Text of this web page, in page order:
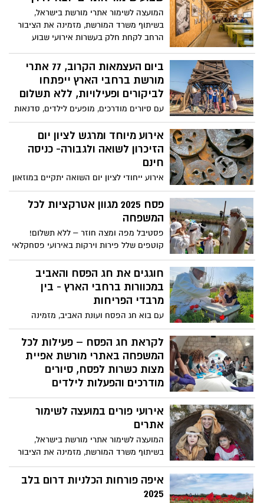
המועצה לשימור אתרי מורשת בישראל,
בשיתוף משרד המורשת, מזמינה את הציבור
הרחב לקחת חלק בעשרות אירועי שבוע
בכל רחבי הארץ בין התאריכים 31-15 במאי
ביום העצמאות הקרוב, 77 אתרי
מורשת ברחבי הארץ ייפתחו
לביקורים ופעילויות, ללא תשלום
עם סיורים מודרכים, מופעים לילדים, סדנאות
יצירה, מפגשים עם אמנים וסופרים, הכרות עם
משחקים וחפצים של פעם, מיצגים אורקוליים
ועוד.
אירוע מיוחד ומרגש לציון יום
הזיכרון לשואה ולגבורה- כניסה
חינם
אירוע ייחודי לציון יום השואה יתקיים במוזאון
הנגב לאמנות בבאר שבע, ביום השואה.
במרכז האירוע, "אני נושא עימי את צער
השתיקה", הרצאתה של עפרה הראל, אמנית,
שנושאים את זיכרון השואה ביצירותיהם
השואה.
פסח 2025 מגוון אטרקציות לכל
המשפחה
פסטיבל מפה ומצה חוזר – ללא תשלום!
קוטפים שלל פירות וירקות באירועי פסחקלאי
בצפון הנגב, משחזרים את יציאת מצרים
ומצטרפים לסדנת נגרות בגליל המערבי
חוגגים את חג הפסח והאביב
במכוורות ברחבי הארץ - בין
מרבדי הפריחות
עם בוא חג הפסח ועונת האביב, מזמינה
המועצה להאבקה ודבש את הקהל הרחב
לביקור במכוורות ברחבי הארץ, במיוחד
בתקופה זו, בה יש שפע של מרבדי פריחה,
לפגוש דבוראים, לטעום מצות בדבש, לחוות
וללמוד על עולמן הקסום של הדבורים
וחשיבותה של הדבורה בהאבקת פרחי ירקות
לקראת חג הפסח – פעילות לכל
המשפחה באתרי מורשת אפיית
מצות כשרות לפסח, סיורים
מודרכים והפעלות לילדים
כולנו אוכלים מצות בפסח, אבל מי באמת יודע
ממה הן עשויות, איך הן כאלה דקות ולמה
אכלו אותן ביציאת מצרים? לקראת חג הפסח,
מזמינים משרד המורשת והמועצה לשימור
אתרים את הציבור הרחב לשלב בין סיפור
לכל המשפחה, שיתקיים באתרי מורשת שונים
ברחבי הארץ, בימים שלפני חג הפסח.
אירועי פורים במועצה לשימור
אתרים
המועצה לשימור אתרי מורשת בישראל,
בשיתוף משרד המורשת, מזמינה את הציבור
הרחב לקחת חלק באירועים ובפעילויות
מיוחדות לפורים באתרי מורשת ברחבי הארץ,
כולל תחפושות, הצגות, סדנאות יצירה,
איפה פורחות הכלניות דרום בלב
2025